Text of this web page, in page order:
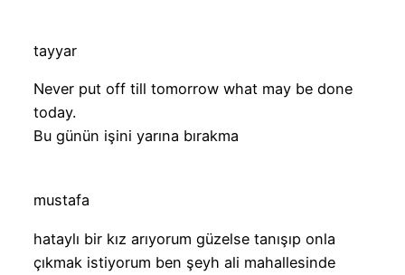
tayyar
Never put off till tomorrow what may be done
today.
Bu günün işini yarına bırakma
mustafa
hataylı bir kız arıyorum güzelse tanışıp onla
çıkmak istiyorum ben şeyh ali mahallesinde